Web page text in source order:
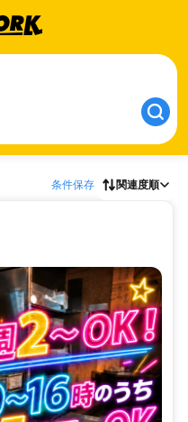
条件保存 関連度順